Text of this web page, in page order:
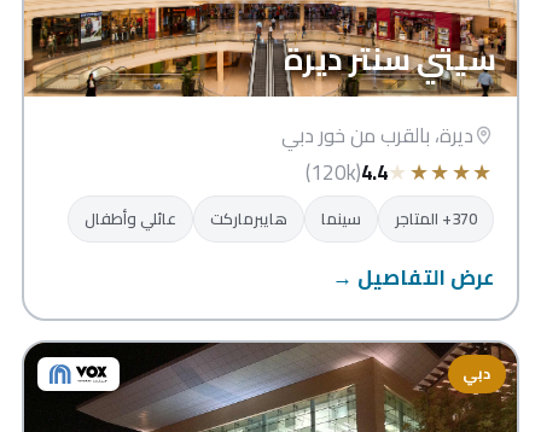
سيتي سنتر ديرة
ديرة، بالقرب من خور دبي
★
★
★
★
★
4.4
(120k)
370+ المتاجر سينما هايبرماركت عائلي وأطفال
عرض التفاصيل →
دبي